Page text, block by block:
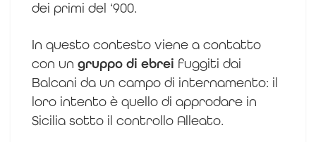
dei primi del ‘900.
In questo contesto viene a contatto
con un gruppo di ebrei fuggiti dai
Balcani da un campo di internamento: il
loro intento è quello di approdare in
Sicilia sotto il controllo Alleato.